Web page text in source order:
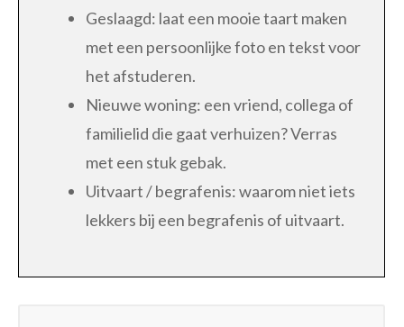
Geslaagd: laat een mooie taart maken
met een persoonlijke foto en tekst voor
het afstuderen.
Nieuwe woning: een vriend, collega of
familielid die gaat verhuizen? Verras
met een stuk gebak.
Uitvaart / begrafenis: waarom niet iets
lekkers bij een begrafenis of uitvaart.